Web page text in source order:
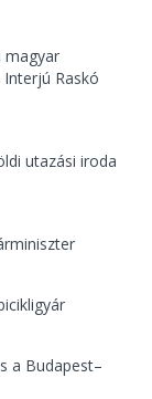
magyar
Raskó
utazási iroda
a Budapest–